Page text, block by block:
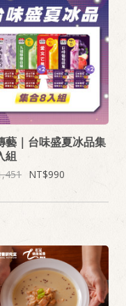
藝｜台味盛夏冰品集
組
990